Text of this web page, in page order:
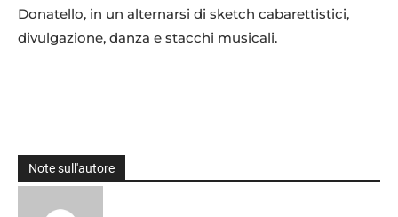
Donatello, in un alternarsi di sketch cabarettistici,
divulgazione, danza e stacchi musicali.
Note sull'autore